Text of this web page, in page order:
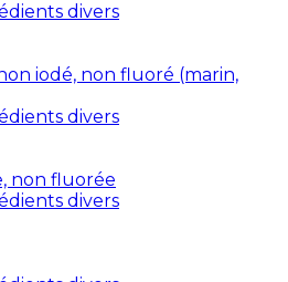
divers
iodé, non fluoré (marin,
divers
non fluorée
divers